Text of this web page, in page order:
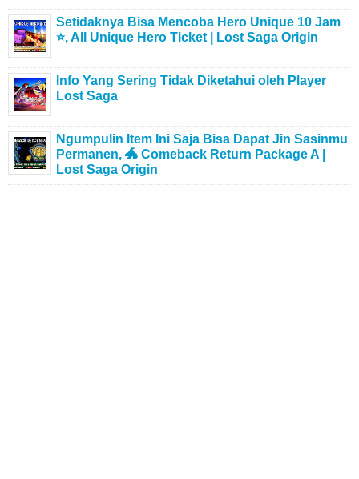
Setidaknya Bisa Mencoba Hero Unique 10 Jam
⭐, All Unique Hero Ticket | Lost Saga Origin
Info Yang Sering Tidak Diketahui oleh Player
Lost Saga
Ngumpulin Item Ini Saja Bisa Dapat Jin Sasinmu
Permanen, 🐲 Comeback Return Package A |
Lost Saga Origin